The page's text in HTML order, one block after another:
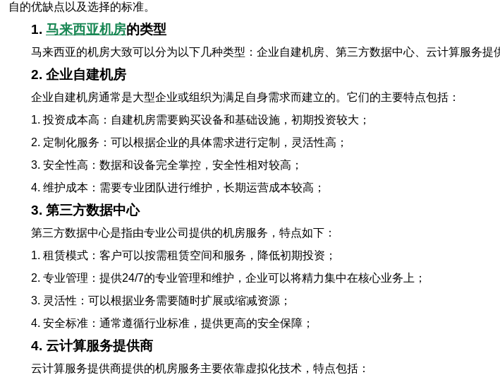
自的优缺点以及选择的标准。
1. 马来西亚机房的类型
马来西亚的机房大致可以分为以下几种类型：企业自建机房、第三方数据中心、云计算服务提
2. 企业自建机房
企业自建机房通常是大型企业或组织为满足自身需求而建立的。它们的主要特点包括：
1. 投资成本高：自建机房需要购买设备和基础设施，初期投资较大；
2. 定制化服务：可以根据企业的具体需求进行定制，灵活性高；
3. 安全性高：数据和设备完全掌控，安全性相对较高；
4. 维护成本：需要专业团队进行维护，长期运营成本较高；
3. 第三方数据中心
第三方数据中心是指由专业公司提供的机房服务，特点如下：
1. 租赁模式：客户可以按需租赁空间和服务，降低初期投资；
2. 专业管理：提供24/7的专业管理和维护，企业可以将精力集中在核心业务上；
3. 灵活性：可以根据业务需要随时扩展或缩减资源；
4. 安全标准：通常遵循行业标准，提供更高的安全保障；
4. 云计算服务提供商
云计算服务提供商提供的机房服务主要依靠虚拟化技术，特点包括：